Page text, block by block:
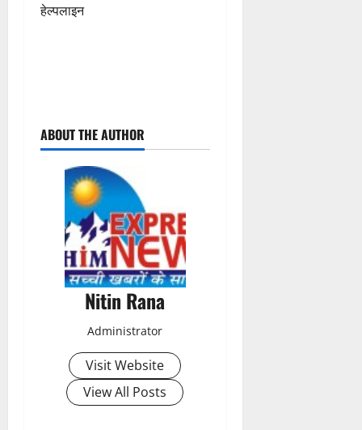
हेल्पलाइन
o
ABOUT THE AUTHOR
Nitin Rana
Administrator
Visit Website
View All Posts